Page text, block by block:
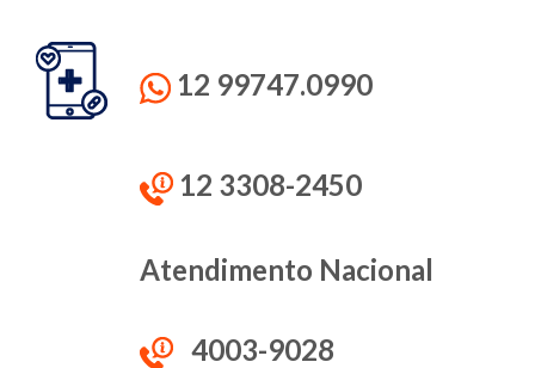
12 99747.0990
12 3308-2450
Atendimento Nacional
4003-9028